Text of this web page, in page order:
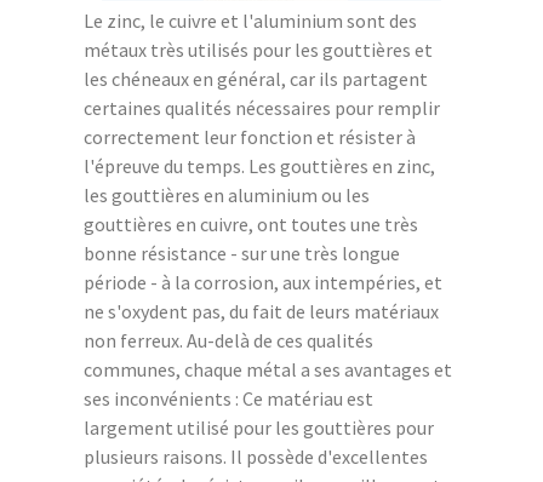
Le zinc, le cuivre et l'aluminium sont des
métaux très utilisés pour les gouttières et
les chéneaux en général, car ils partagent
certaines qualités nécessaires pour remplir
correctement leur fonction et résister à
l'épreuve du temps. Les gouttières en zinc,
les gouttières en aluminium ou les
gouttières en cuivre, ont toutes une très
bonne résistance - sur une très longue
période - à la corrosion, aux intempéries, et
ne s'oxydent pas, du fait de leurs matériaux
non ferreux. Au-delà de ces qualités
communes, chaque métal a ses avantages et
ses inconvénients : Ce matériau est
largement utilisé pour les gouttières pour
plusieurs raisons. Il possède d'excellentes